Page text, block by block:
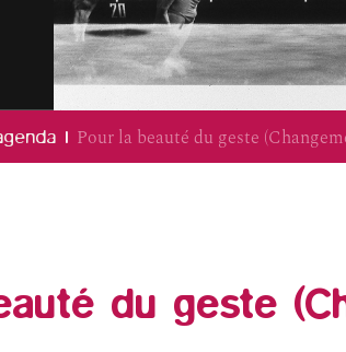
Pour la beauté du geste
du geste